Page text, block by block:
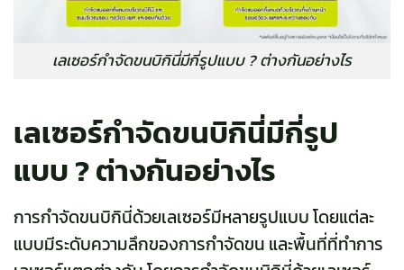
เลเซอร์กำจัดขนบิกินี่มีกี่รูปแบบ ? ต่างกันอย่างไร
เลเซอร์กำจัดขนบิกินี่มีกี่รูป
แบบ ? ต่างกันอย่างไร
การกำจัดขนบิกินี่ด้วยเลเซอร์มีหลายรูปแบบ โดยแต่ละ
แบบมีระดับความลึกของการกำจัดขน และพื้นที่ที่ทำการ